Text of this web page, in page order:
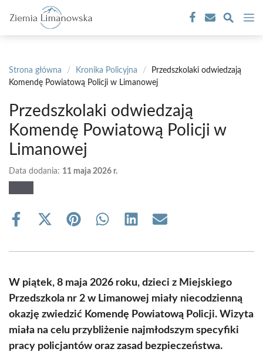
treści
Strona główna / Kronika Policyjna /
Przedszkolaki odwiedzają
Komendę Powiatową Policji w Limanowej
Przedszkolaki odwiedzają
Komendę Powiatową Policji w
Limanowej
Data dodania: 11 maja 2026 r.
Share
Share
(Twitter)
Share Share Share Share
W piątek, 8 maja 2026 roku, dzieci z Miejskiego
Przedszkola nr 2 w Limanowej miały niecodzienną
okazję zwiedzić Komendę Powiatową Policji. Wizyta
miała na celu przybliżenie najmłodszym specyfiki
pracy policjantów oraz zasad bezpieczeństwa.